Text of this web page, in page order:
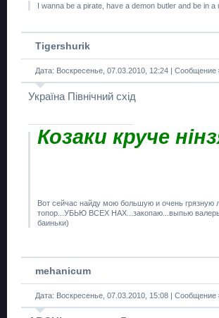
I wanna be a pirate, have a demon butler and be in a
Tigershurik
Дата: Воскресенье, 07.03.2010, 12:24 | Сообщение
Україна Північний схід
Козаки круче
Вот сейчас найду мою большую и очень грязную
топор...УБЬЮ ВСЕХ НАХ...закопаю...выпью
баиньки)
mehanicum
Дата: Воскресенье, 07.03.2010, 15:08 | Сообщение